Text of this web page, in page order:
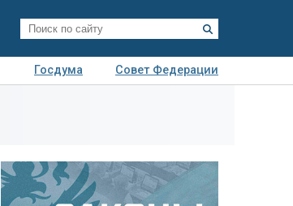
Госдума
Совет Федерации